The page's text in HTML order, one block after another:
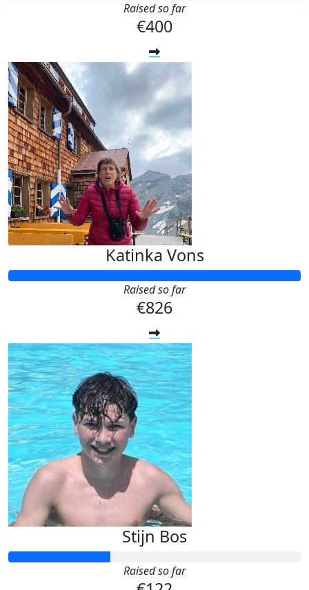
Raised so far
€400
Katinka Vons
Raised so far
€826
Stijn Bos
Raised so far